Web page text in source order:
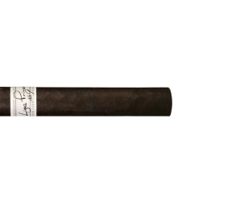
Ringmass: 52
Länge: 15.2